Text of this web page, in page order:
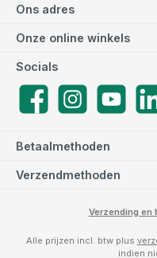
Betaalmethoden
Verzendmethoden
Ons adres
Socials
FacebookInstagramYouTube
Onze online winkels
Verzending en
Alle prijzen incl. btw plus
indien